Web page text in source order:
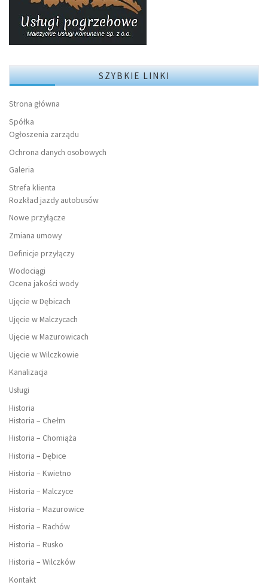
SZYBKIE LINKI
Strona główna
Spółka
Ogłoszenia zarządu
Ochrona danych osobowych
Galeria
Strefa klienta
Rozkład jazdy autobusów
Nowe przyłącze
Zmiana umowy
Definicje przyłączy
Wodociągi
Ocena jakości wody
Ujęcie w Dębicach
Ujęcie w Malczycach
Ujęcie w Mazurowicach
Ujęcie w Wilczkowie
Kanalizacja
Usługi
Historia
Historia – Chełm
Historia – Chomiąża
Historia – Dębice
Historia – Kwietno
Historia – Malczyce
Historia – Mazurowice
Historia – Rachów
Historia – Rusko
Historia – Wilczków
Kontakt